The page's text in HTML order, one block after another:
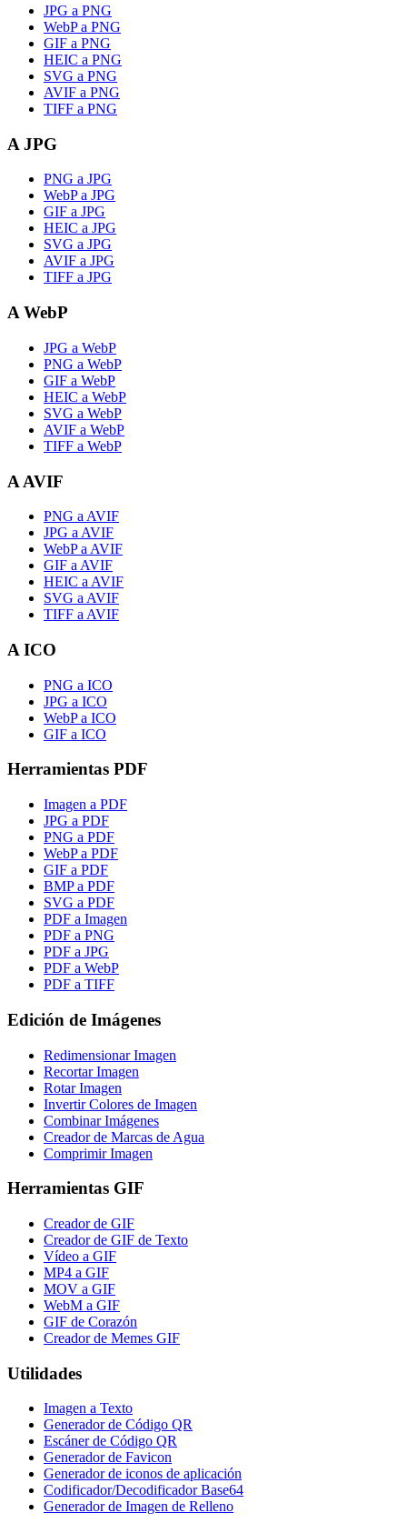
JPG a PNG
WebP a PNG
GIF a PNG
HEIC a PNG
SVG a PNG
AVIF a PNG
TIFF a PNG
A JPG
PNG a JPG
WebP a JPG
GIF a JPG
HEIC a JPG
SVG a JPG
AVIF a JPG
TIFF a JPG
A WebP
JPG a WebP
PNG a WebP
GIF a WebP
HEIC a WebP
SVG a WebP
AVIF a WebP
TIFF a WebP
A AVIF
PNG a AVIF
JPG a AVIF
WebP a AVIF
GIF a AVIF
HEIC a AVIF
SVG a AVIF
TIFF a AVIF
A ICO
PNG a ICO
JPG a ICO
WebP a ICO
GIF a ICO
Herramientas PDF
Imagen a PDF
JPG a PDF
PNG a PDF
WebP a PDF
GIF a PDF
BMP a PDF
SVG a PDF
PDF a Imagen
PDF a PNG
PDF a JPG
PDF a WebP
PDF a TIFF
Edición de Imágenes
Redimensionar Imagen
Recortar Imagen
Rotar Imagen
Invertir Colores de Imagen
Combinar Imágenes
Creador de Marcas de Agua
Comprimir Imagen
Herramientas GIF
Creador de GIF
Creador de GIF de Texto
Vídeo a GIF
MP4 a GIF
MOV a GIF
WebM a GIF
GIF de Corazón
Creador de Memes GIF
Utilidades
Imagen a Texto
Generador de Código QR
Escáner de Código QR
Generador de Favicon
Generador de iconos de aplicación
Codificador/Decodificador Base64
Generador de Imagen de Relleno